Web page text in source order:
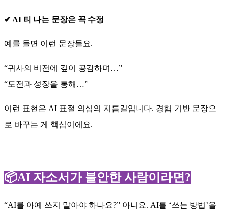
✔ AI 티 나는 문장은 꼭 수정
예를 들면 이런 문장들요.
“귀사의 비전에 깊이 공감하며…”
“도전과 성장을 통해…”
이런 표현은 AI 표절 의심의 지름길입니다. 경험 기반 문장으
로 바꾸는 게 핵심이에요.
📦AI 자소서가 불안한 사람이라면?
“AI를 아예 쓰지 말아야 하나요?” 아니요. AI를 ‘쓰는 방법’을